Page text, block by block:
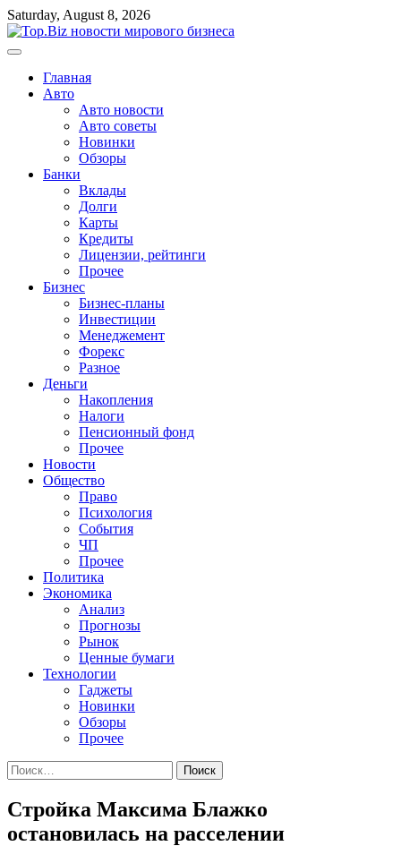
Перейти
к
содержимому
Saturday, August 8, 2026
Главная
Авто
Авто новости
Авто советы
Новинки
Обзоры
Банки
Вклады
Долги
Карты
Кредиты
Лицензии, рейтинги
Прочее
Бизнес
Бизнес-планы
Инвестиции
Менеджемент
Форекс
Разное
Деньги
Накопления
Налоги
Пенсионный фонд
Прочее
Новости
Общество
Право
Психология
События
ЧП
Прочее
Политика
Экономика
Анализ
Прогнозы
Рынок
Ценные бумаги
Технологии
Гаджеты
Новинки
Обзоры
Прочее
Найти:
Стройка Максима Блажко
остановилась на расселении